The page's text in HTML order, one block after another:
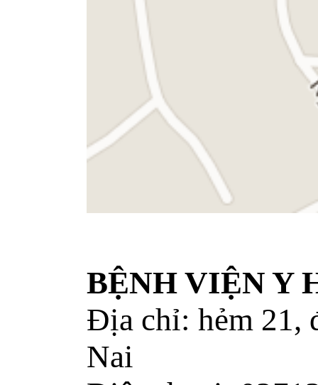
BỆNH VIỆN Y
Địa chỉ: hẻm 21,
Nai